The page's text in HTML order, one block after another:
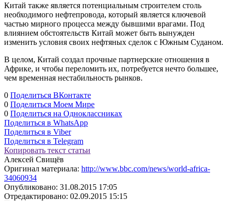
Китай также является потенциальным строителем столь
необходимого нефтепровода, который является ключевой
частью мирного процесса между бывшими врагами. Под
влиянием обстоятельств Китай может быть вынужден
изменить условия своих нефтяных сделок с Южным Суданом.
В целом, Китай создал прочные партнерские отношения в
Африке, и чтобы переломить их, потребуется нечто большее,
чем временная нестабильность рынков.
0 Поделиться ВКонтакте
0 Поделиться Моем Мире
0 Поделиться на Одноклассниках
Поделиться в WhatsApp
Поделиться в Viber
Поделиться в Telegram
Копировать текст статьи
Алексей Свищёв
Оригинал материала: http://www.bbc.com/news/world-africa-
34060934
Опубликовано: 31.08.2015 17:05
Отредактировано: 02.09.2015 15:15